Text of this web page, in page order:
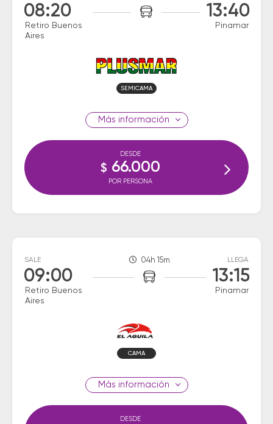
08:20
Retiro Buenos
Aires
13:40
Pinamar
SEMICAMA
información
DESDE
$ 66.000
POR PERSONA
SALE
09:00
Retiro Buenos
Aires
04h 15m LLEGA
13:15
Pinamar
CAMA
información
DESDE